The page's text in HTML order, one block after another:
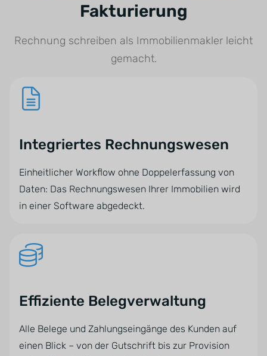
Fakturierung
Rechnung schreiben als Immobilienmakler leicht
gemacht.
Integriertes Rechnungswesen
Einheitlicher Workflow ohne Doppelerfassung von
Daten: Das Rechnungswesen Ihrer Immobilien wird
in einer Software abgedeckt.
Effiziente Belegverwaltung
Alle Belege und Zahlungseingänge des Kunden auf
einen Blick – von der Gutschrift bis zur Provision